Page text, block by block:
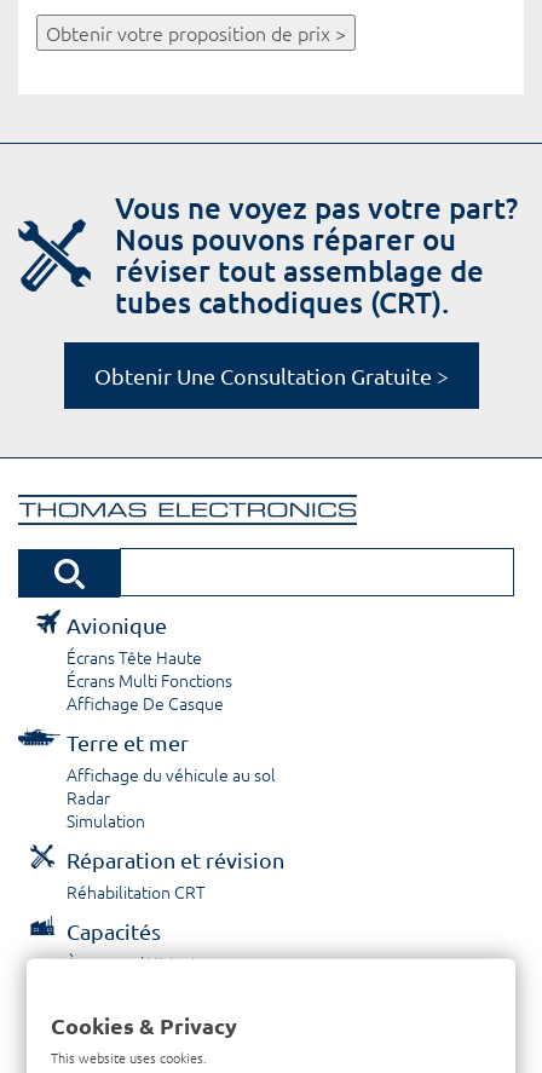
Obtenir votre proposition de prix >
Vous ne voyez pas votre part?
Nous pouvons réparer ou
réviser tout assemblage de
tubes cathodiques (CRT).
Obtenir Une Consultation Gratuite >
Avionique
Écrans Tête Haute
Écrans Multi Fonctions
Affichage De Casque
Terre et mer
Affichage du véhicule au sol
Radar
Simulation
Réparation et révision
Réhabilitation CRT
Capacités
À propos / Historique
Contactez nous
Cookies & Privacy
This website uses cookies.